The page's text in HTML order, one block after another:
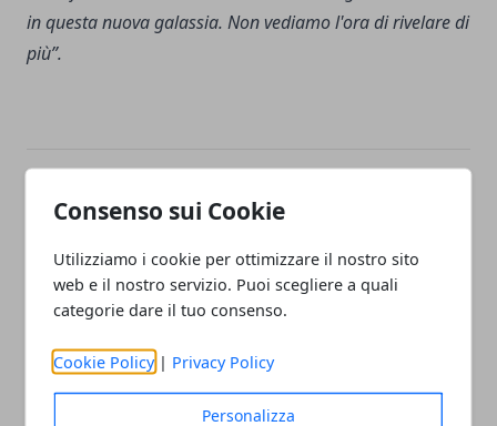
Consenso sui Cookie
Utilizziamo i cookie per ottimizzare il nostro sito
web e il nostro servizio. Puoi scegliere a quali
categorie dare il tuo consenso.
Cookie Policy | Privacy Policy
Personalizza
in questa nuova galassia. Non vediamo l'ora di rivelare di
più”.
Whatsapp
Articolo Precedente
Quentin Tarantino contro
Bill Murray: "Personaggi
come lui hanno rovinato il
"Potrei avere un ruolo alla